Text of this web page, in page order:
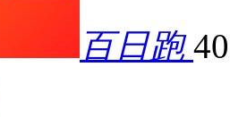
百日跑